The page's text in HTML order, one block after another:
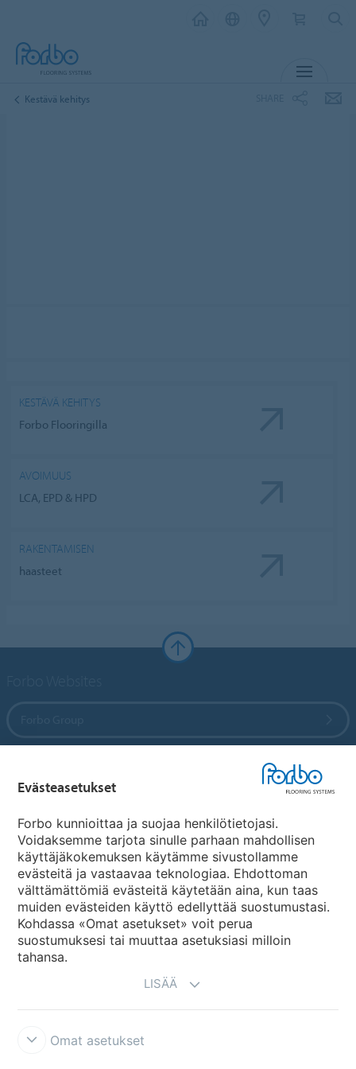
Kestävä kehitys
KESTÄVÄ KEHITYS
Forbo Flooringilla
AVOIMUUS
LCA, EPD & HPD
RAKENTAMISEN
haasteet
Maakohtaiset sivut
Valitse maa
Evästeasetukset
Forbo kunnioittaa ja suojaa henkilötietojasi.
Voidaksemme tarjota sinulle parhaan mahdollisen
käyttäjäkokemuksen käytämme sivustollamme
evästeitä ja vastaavaa teknologiaa. Ehdottoman
välttämättömiä evästeitä käytetään aina, kun taas
muiden evästeiden käyttö edellyttää suostumustasi.
Kohdassa «Omat asetukset» voit perua
suostumuksesi tai muuttaa asetuksiasi milloin
tahansa.
LISÄÄ
Omat asetukset